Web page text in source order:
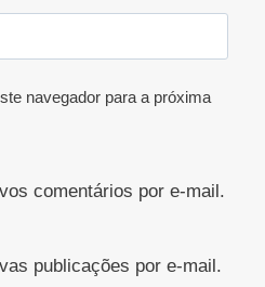
navegador para a próxima
comentários por e-mail.
publicações por e-mail.